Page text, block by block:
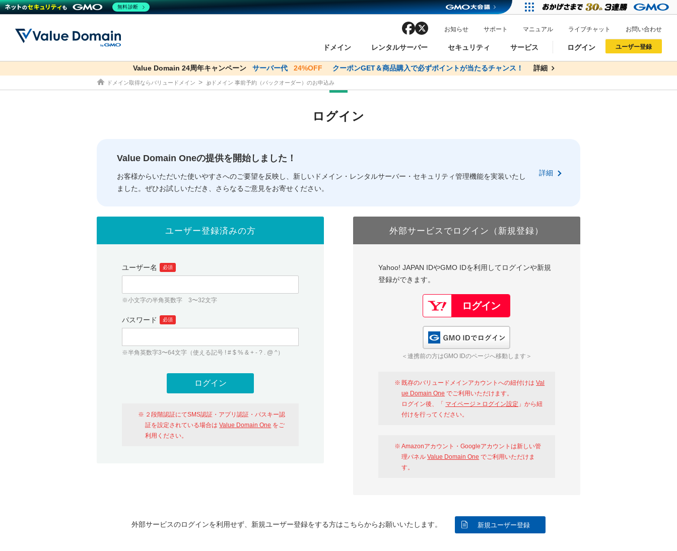
ドメイン
ドメイン ドメイン検索
ドメイン一括検索
人気ドメインの種類 WHOIS検索
レンタルサーバー
レンタルサーバー コアサーバー
セキュリティ
セキュリティ Value Domain ネットde診断
サービス
サービス お得意様割引
バリュードメインAPI
facebook お知らせ サポート マニュアル ライブチャット お問い合わせ
ログイン
従来のバリュードメインをご利用希望の方 おすすめ One レンタルサーバーを含む最新の機能を使う方
以下でもログイン可能
ユーザー登録
従来のバリュードメインをご利用希望の方 おすすめ One レンタルサーバーを含む最新の機能を使う方
以下でも登録可能
Value Domain 24周年キャンペーン サーバー代 24%OFF クーポンGET＆商品購入で必ずポイントが当たるチャンス！ 詳細
co.jpドメイン✕コアサーバーV2ビジネス応援キャンペーン サーバー料金1年間無料 詳細
ドメイン取得ならバリュードメイン .jpドメイン 事前予約（バックオーダー）のお申込み
ログイン
Value Domain Oneの提供を開始しました！
お客様からいただいた使いやすさへのご要望を反映し、新しいドメイン・レンタルサーバー・セキュリティ管理機能を実装いたし
ました。ぜひお試しいただき、さらなるご意見をお寄せください。
詳細
ユーザー登録済みの方
ユーザー名 必須
※小文字の半角英数字 3〜32文字
パスワード 必須
※半角英数字3〜64文字（使える記号 ! # $ % & + - ? . @ ^）
２段階認証にてSMS認証・アプリ認証・パスキー認
証を設定されている場合はValue Domain One をご
利用ください。
外部サービスでログイン（新規登録）
Yahoo! JAPAN IDやGMO IDを利用してログインや新規
登録ができます。
＜連携前の方はGMO IDのページへ移動します＞
既存のバリュードメインアカウントへの紐付けはVal
ue Domain One でご利用いただけます。
ログイン後、「 マイページ > ログイン設定 」から紐
付けを行ってください。
Amazonアカウント・Googleアカウントは新しい管
理パネルValue Domain One でご利用いただけま
す。
外部サービスのログインを利用せず、新規ユーザー登録をする方はこちらからお願いいたします。 新規ユーザー登録
無料診断